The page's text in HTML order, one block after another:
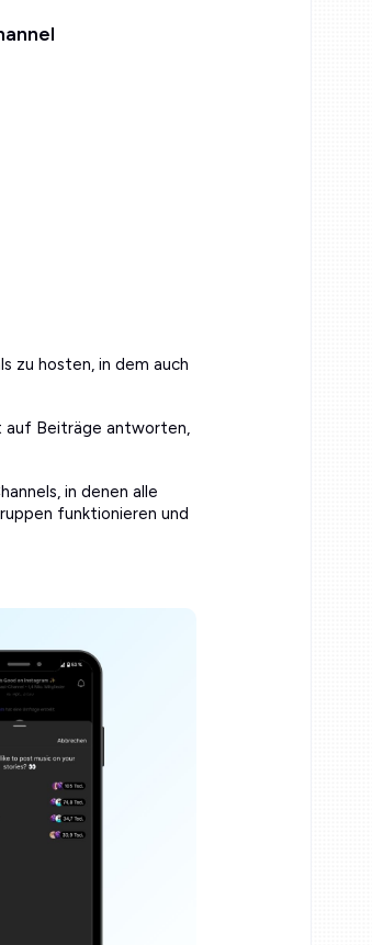
zu hosten, in dem auch
auf Beiträge antworten,
in denen alle
funktionieren und